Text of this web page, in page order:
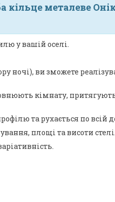
металеве
у вашій оселі.
ночі), ви зможете
кімнату,
та рухається по всій
площі та висоти стелі.